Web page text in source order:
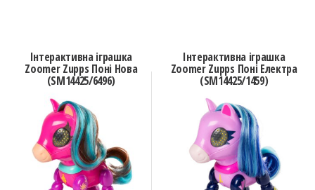
Інтерактивна іграшка
Zoomer Zupps Поні Нова
(SM14425/6496)
Інтерактивна іграшка
Zoomer Zupps Поні Електра
(SM14425/1459)